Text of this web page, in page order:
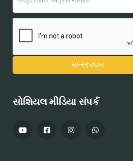
સોશિયલ મીડિયા સંપર્ક